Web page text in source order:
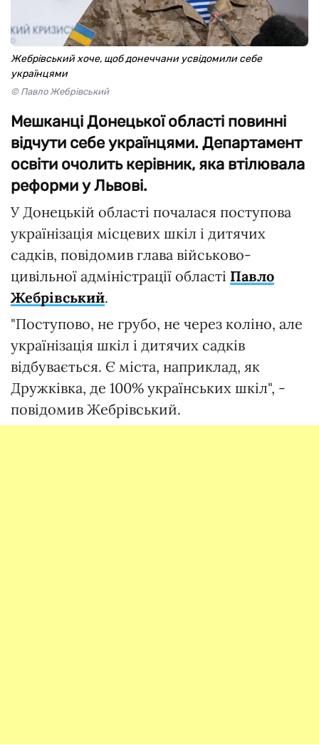
Жебрівський хоче, щоб донеччани усвідомили себе
українцями
© Павло Жебрівський
Мешканці Донецької області повинні
відчути себе українцями. Департамент
освіти очолить керівник, яка втілювала
реформи у Львові.
У Донецькій області почалася поступова
українізація місцевих шкіл і дитячих
садків, повідомив глава військово-
цивільної адміністрації області Павло
Жебрівський.
"Поступово, не грубо, не через коліно, але
українізація шкіл і дитячих садків
відбувається. Є міста, наприклад, як
Дружківка, де 100% українських шкіл", -
повідомив Жебрівський.